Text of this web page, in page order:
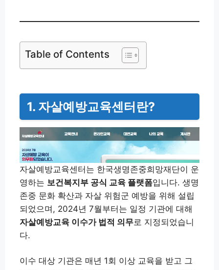
Table of Contents
1. 자살예방교육센터란?
자살예방교육센터는 한국생명존중희망재단이 운
영하는 보건복지부 공식 교육 플랫폼입니다. 생명
존중 문화 확산과 자살 위험군 예방을 위해 설립
되었으며, 2024년 7월부터는 일정 기관에 대해
자살예방교육 이수가 법적 의무로 지정되었습니
다.
이수 대상 기관은 매년 1회 이상 교육을 받고 그